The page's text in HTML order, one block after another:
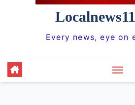
Every news, eye on